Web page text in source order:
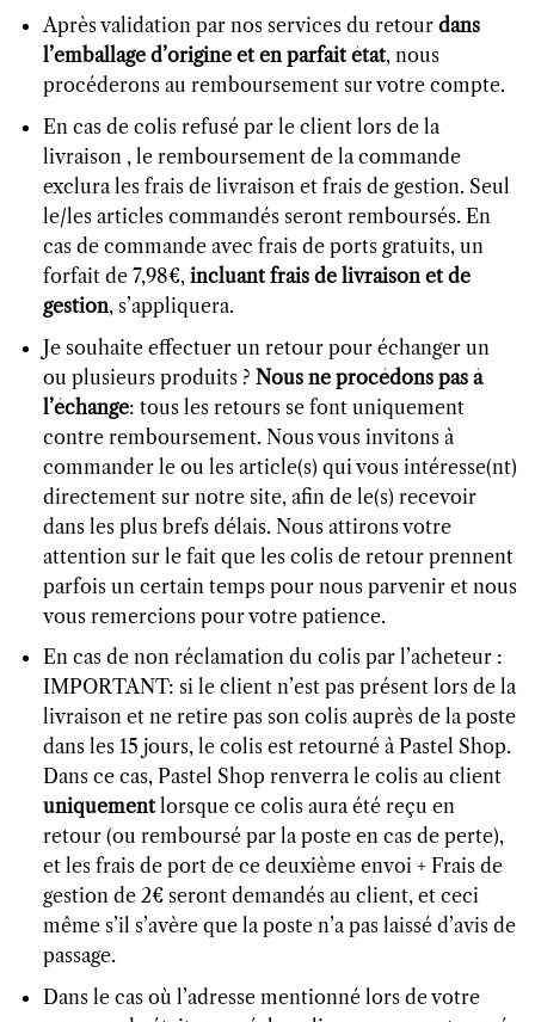
Après validation par nos services du retour dans
l’emballage d’origine et en parfait état, nous
procéderons au remboursement sur votre compte.
En cas de colis refusé par le client lors de la
livraison , le remboursement de la commande
exclura les frais de livraison et frais de gestion. Seul
le/les articles commandés seront remboursés. En
cas de commande avec frais de ports gratuits, un
forfait de 7,98€, incluant frais de livraison et de
gestion, s’appliquera.
Je souhaite effectuer un retour pour échanger un
ou plusieurs produits ? Nous ne procédons pas à
l’échange: tous les retours se font uniquement
contre remboursement. Nous vous invitons à
commander le ou les article(s) qui vous intéresse(nt)
directement sur notre site, afin de le(s) recevoir
dans les plus brefs délais. Nous attirons votre
attention sur le fait que les colis de retour prennent
parfois un certain temps pour nous parvenir et nous
vous remercions pour votre patience.
En cas de non réclamation du colis par l’acheteur :
IMPORTANT: si le client n’est pas présent lors de la
livraison et ne retire pas son colis auprès de la poste
dans les 15 jours, le colis est retourné à Pastel Shop.
Dans ce cas, Pastel Shop renverra le colis au client
uniquementlorsque ce colis aura été reçu en
retour (ou remboursé par la poste en cas de perte),
et les frais de port de ce deuxième envoi + Frais de
gestion de 2€ seront demandés au client, et ceci
même s’il s’avère que la poste n’a pas laissé d’avis de
passage.
Dans le cas où l’adresse mentionné lors de votre